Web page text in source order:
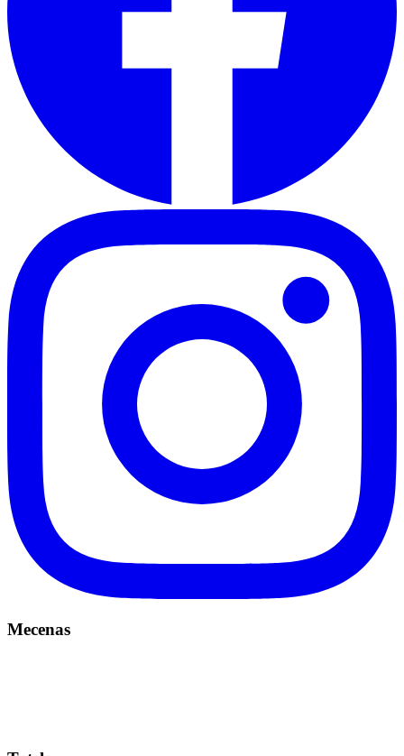
Mecenas